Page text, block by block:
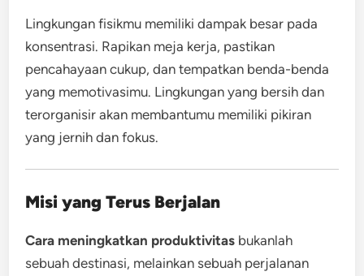
Lingkungan fisikmu memiliki dampak besar pada
konsentrasi. Rapikan meja kerja, pastikan
pencahayaan cukup, dan tempatkan benda-benda
yang memotivasimu. Lingkungan yang bersih dan
terorganisir akan membantumu memiliki pikiran
yang jernih dan fokus.
Misi yang Terus Berjalan
Cara meningkatkan produktivitas bukanlah
sebuah destinasi, melainkan sebuah perjalanan